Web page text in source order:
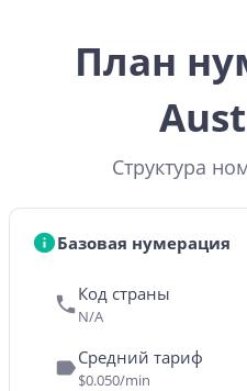
План
Структура
Базовая нумерация
Код страны
N/A
Средний тариф
$0.050/min